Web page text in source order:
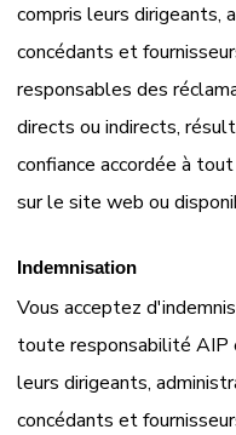
compris leurs dirigeants,
concédants et
responsables des
directs ou indirects,
confiance accordée à
sur le site web ou
Indemnisation
Vous acceptez
toute responsabilité AIP
leurs dirigeants,
concédants et